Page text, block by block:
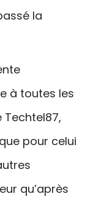
la
à toutes les
pour celui
qu’après